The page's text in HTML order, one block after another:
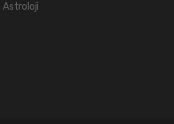
Astroloji